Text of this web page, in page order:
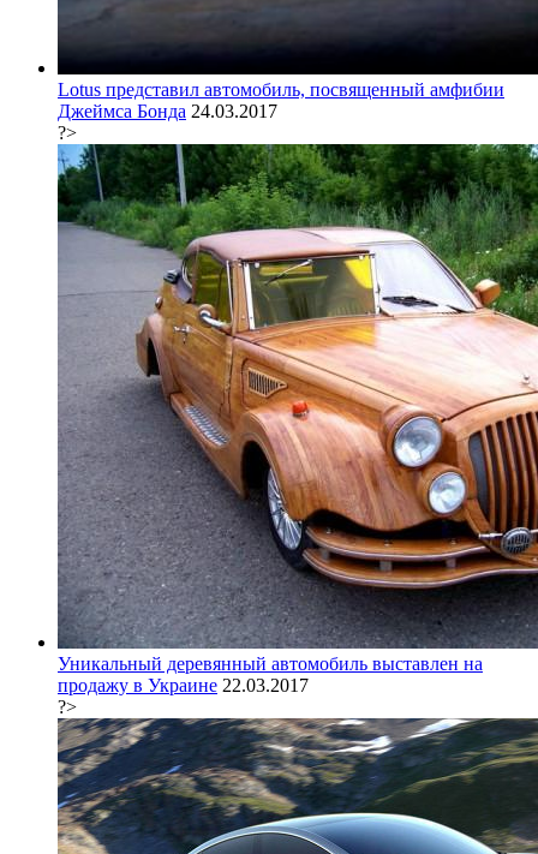
Lotus представил автомобиль, посвященный амфибии
Джеймса Бонда 24.03.2017
?>
Уникальный деревянный автомобиль выставлен на
продажу в Украине 22.03.2017
?>